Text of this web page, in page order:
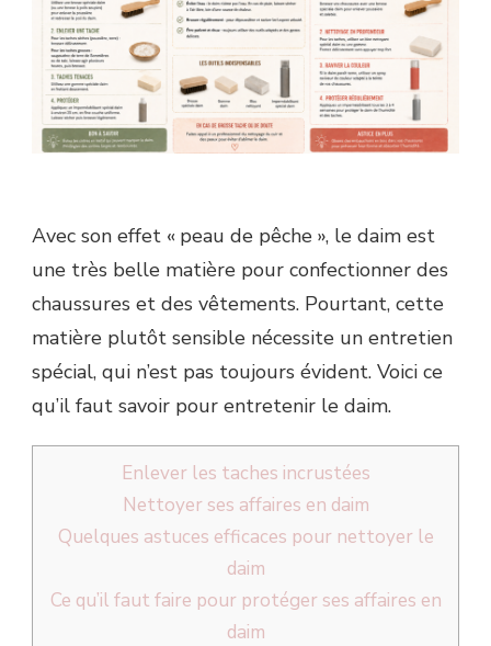
Avec son effet « peau de pêche », le daim est
une très belle matière pour confectionner des
chaussures et des vêtements. Pourtant, cette
matière plutôt sensible nécessite un entretien
spécial, qui n’est pas toujours évident. Voici ce
qu’il faut savoir pour entretenir le daim.
Enlever les taches incrustées
Nettoyer ses affaires en daim
Quelques astuces efficaces pour nettoyer le
daim
Ce qu’il faut faire pour protéger ses affaires en
daim